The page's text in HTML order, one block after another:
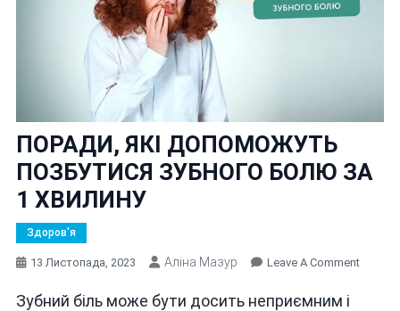
ПОРАДИ, ЯКІ ДОПОМОЖУТЬ
ПОЗБУТИСЯ ЗУБНОГО БОЛЮ ЗА
1 ХВИЛИНУ
Здоров'я
13 Листопада, 2023 Аліна Мазур Leave A CommentOn
Зубний біль може бути досить неприємним і